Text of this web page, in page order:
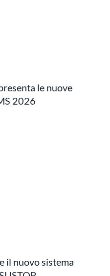
le nuove
2026
il nuovo sistema